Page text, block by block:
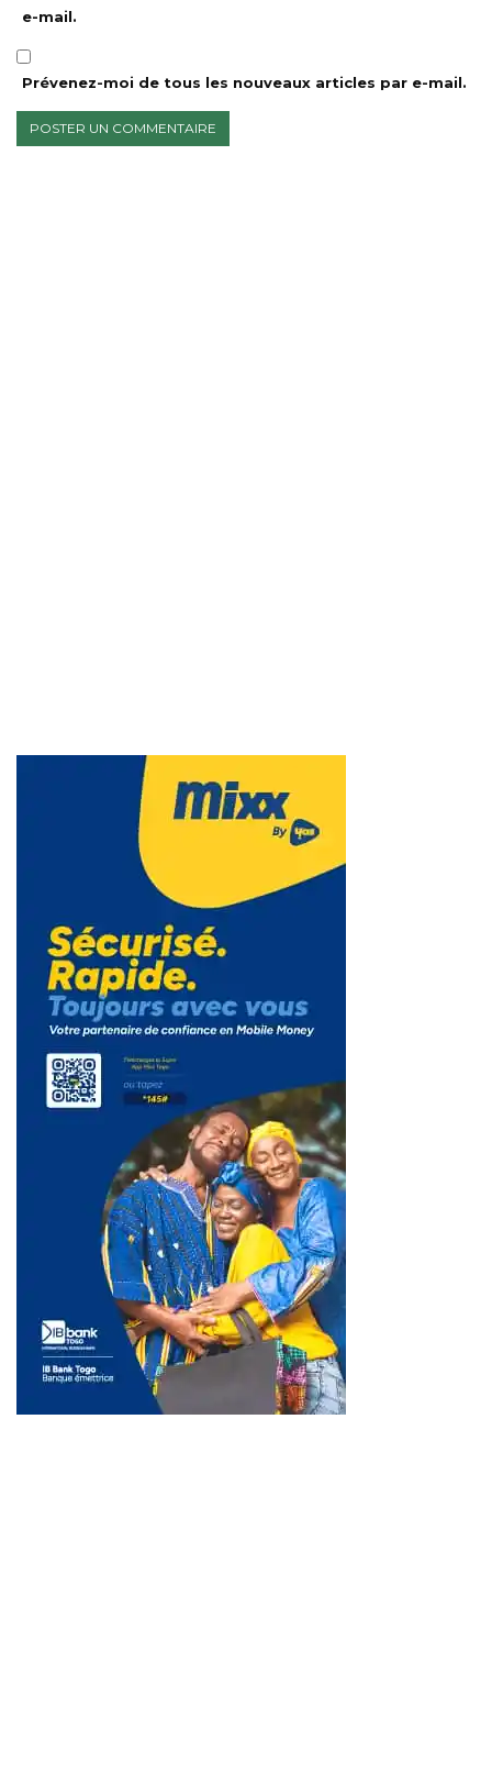
e-mail.
Prévenez-moi de tous les nouveaux articles par e-mail.